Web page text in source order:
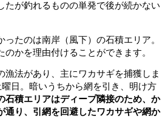
たが釣れるものの単発で後が続かない
たのは南岸（風下）の石積エリア。
かを理由付けることができます。
漁法があり、主にワカサギを捕獲しま
日。暗いうちから網を引き、明け方
石積エリアはディープ隣接のため、か
通り、引網を回避したワカサギや網か